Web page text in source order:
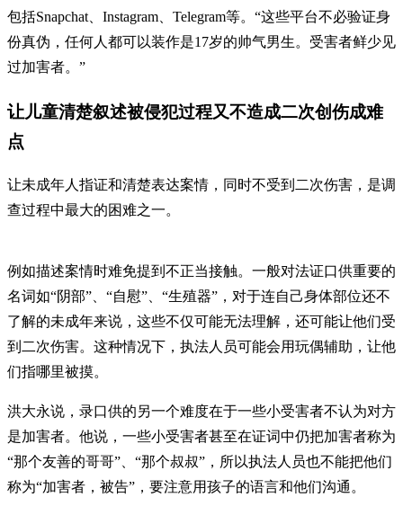
包括Snapchat、Instagram、Telegram等。“这些平台不必验证身
份真伪，任何人都可以装作是17岁的帅气男生。受害者鲜少见
过加害者。”
让儿童清楚叙述被侵犯过程又不造成二次创伤成难
点
让未成年人指证和清楚表达案情，同时不受到二次伤害，是调
查过程中最大的困难之一。
例如描述案情时难免提到不正当接触。一般对法证口供重要的
名词如“阴部”、“自慰”、“生殖器”，对于连自己身体部位还不
了解的未成年来说，这些不仅可能无法理解，还可能让他们受
到二次伤害。这种情况下，执法人员可能会用玩偶辅助，让他
们指哪里被摸。
洪大永说，录口供的另一个难度在于一些小受害者不认为对方
是加害者。他说，一些小受害者甚至在证词中仍把加害者称为
“那个友善的哥哥”、“那个叔叔”，所以执法人员也不能把他们
称为“加害者，被告”，要注意用孩子的语言和他们沟通。